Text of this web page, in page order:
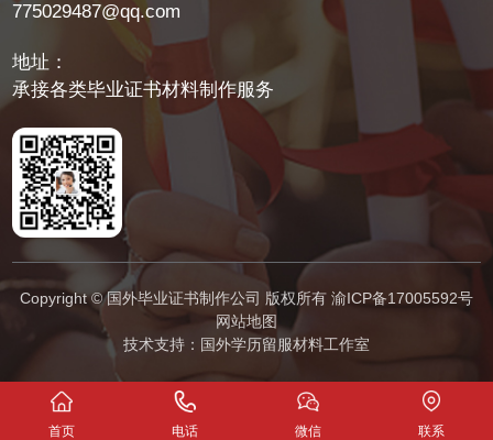
775029487@qq.com
地址：
承接各类毕业证书材料制作服务
Copyright © 国外毕业证书制作公司 版权所有 渝ICP备17005592号
网站地图
技术支持： 国外学历留服材料工作室
首页 电话 微信 联系